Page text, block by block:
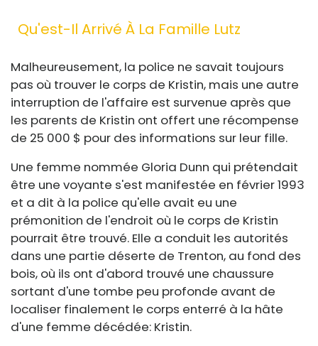
Qu'est-Il Arrivé À La Famille Lutz
Malheureusement, la police ne savait toujours
pas où trouver le corps de Kristin, mais une autre
interruption de l'affaire est survenue après que
les parents de Kristin ont offert une récompense
de 25 000 $ pour des informations sur leur fille.
Une femme nommée Gloria Dunn qui prétendait
être une voyante s'est manifestée en février 1993
et ​​a dit à la police qu'elle avait eu une
prémonition de l'endroit où le corps de Kristin
pourrait être trouvé. Elle a conduit les autorités
dans une partie déserte de Trenton, au fond des
bois, où ils ont d'abord trouvé une chaussure
sortant d'une tombe peu profonde avant de
localiser finalement le corps enterré à la hâte
d'une femme décédée: Kristin.